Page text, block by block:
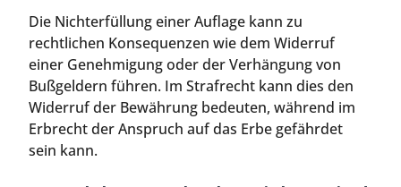
Die Nichterfüllung einer Auflage kann zu
rechtlichen Konsequenzen wie dem Widerruf
einer Genehmigung oder der Verhängung von
Bußgeldern führen. Im Strafrecht kann dies den
Widerruf der Bewährung bedeuten, während im
Erbrecht der Anspruch auf das Erbe gefährdet
sein kann.